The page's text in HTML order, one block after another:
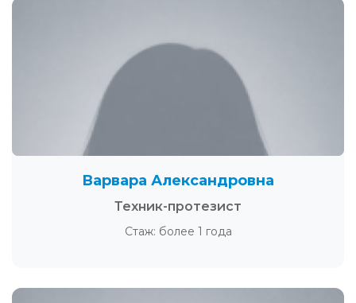
Варвара Александровна
Техник-протезист
Стаж: более 1 года